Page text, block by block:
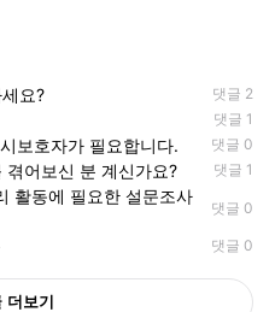
요? 댓글 2
댓글 1
보호자가 필요합니다. 댓글 0
겪어보신 분 계신가요? 댓글 1
활동에 필요한 설문조사
댓글 0
댓글 0
더보기